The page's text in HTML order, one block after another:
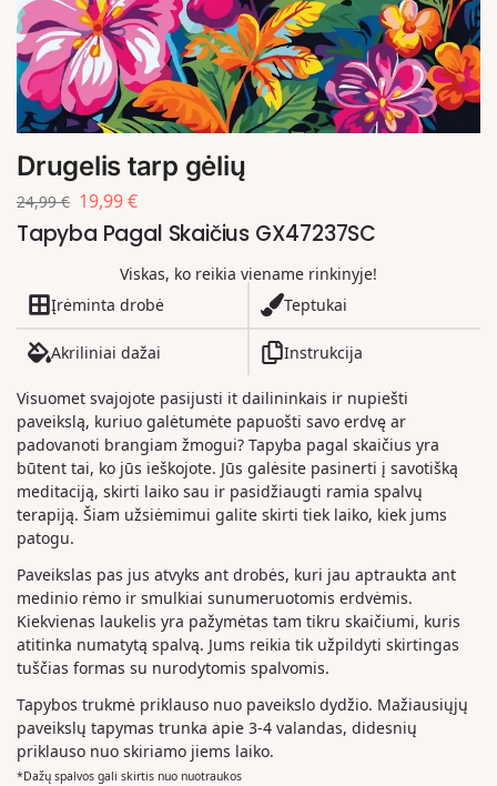
Drugelis tarp gėlių
24,99€ 19,99€
Tapyba Pagal Skaičius GX47237SC
Viskas, ko reikia viename rinkinyje!
Įrėminta drobė
Teptukai
Akriliniai dažai Instrukcija
Visuomet svajojote pasijusti it dailininkais ir nupiešti
paveikslą, kuriuo galėtumėte papuošti savo erdvę ar
padovanoti brangiam žmogui? Tapyba pagal skaičius yra
būtent tai, ko jūs ieškojote. Jūs galėsite pasinerti į savotišką
meditaciją, skirti laiko sau ir pasidžiaugti ramia spalvų
terapiją. Šiam užsiėmimui galite skirti tiek laiko, kiek jums
patogu.
Paveikslas pas jus atvyks ant drobės, kuri jau aptraukta ant
medinio rėmo ir smulkiai sunumeruotomis erdvėmis.
Kiekvienas laukelis yra pažymėtas tam tikru skaičiumi, kuris
atitinka numatytą spalvą. Jums reikia tik užpildyti skirtingas
tuščias formas su nurodytomis spalvomis.
Tapybos trukmė priklauso nuo paveikslo dydžio. Mažiausiųjų
paveikslų tapymas trunka apie 3-4 valandas, didesnių
priklauso nuo skiriamo jiems laiko.
*Dažų spalvos gali skirtis nuo nuotraukos